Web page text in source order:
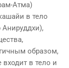
Атма)
в тело
образом,
входит в тело и